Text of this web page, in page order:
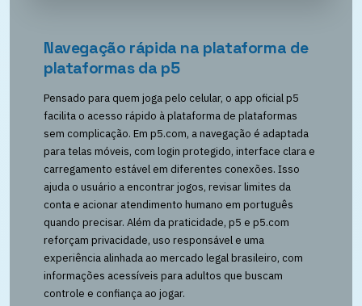
Navegação rápida na plataforma de
plataformas da p5
Pensado para quem joga pelo celular, o app oficial p5
facilita o acesso rápido à plataforma de plataformas
sem complicação. Em p5.com, a navegação é adaptada
para telas móveis, com login protegido, interface clara e
carregamento estável em diferentes conexões. Isso
ajuda o usuário a encontrar jogos, revisar limites da
conta e acionar atendimento humano em português
quando precisar. Além da praticidade, p5 e p5.com
reforçam privacidade, uso responsável e uma
experiência alinhada ao mercado legal brasileiro, com
informações acessíveis para adultos que buscam
controle e confiança ao jogar.